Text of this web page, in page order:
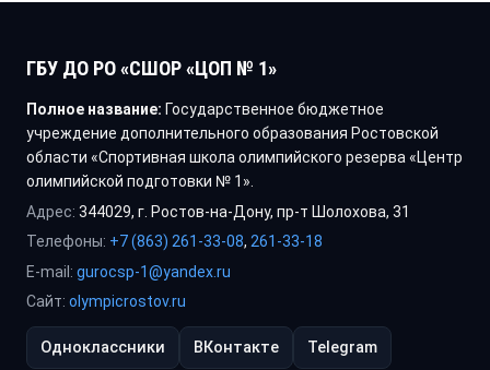
ГБУ ДО РО «СШОР «ЦОП № 1»
Полное название: Государственное бюджетное
учреждение дополнительного образования Ростовской
области «Спортивная школа олимпийского резерва «Центр
олимпийской подготовки № 1».
Адрес: 344029, г. Ростов-на-Дону, пр-т Шолохова, 31
Телефоны: +7 (863) 261-33-08, 261-33-18
E-mail: gurocsp-1@yandex.ru
Сайт: olympicrostov.ru
Одноклассники ВКонтакте Telegram